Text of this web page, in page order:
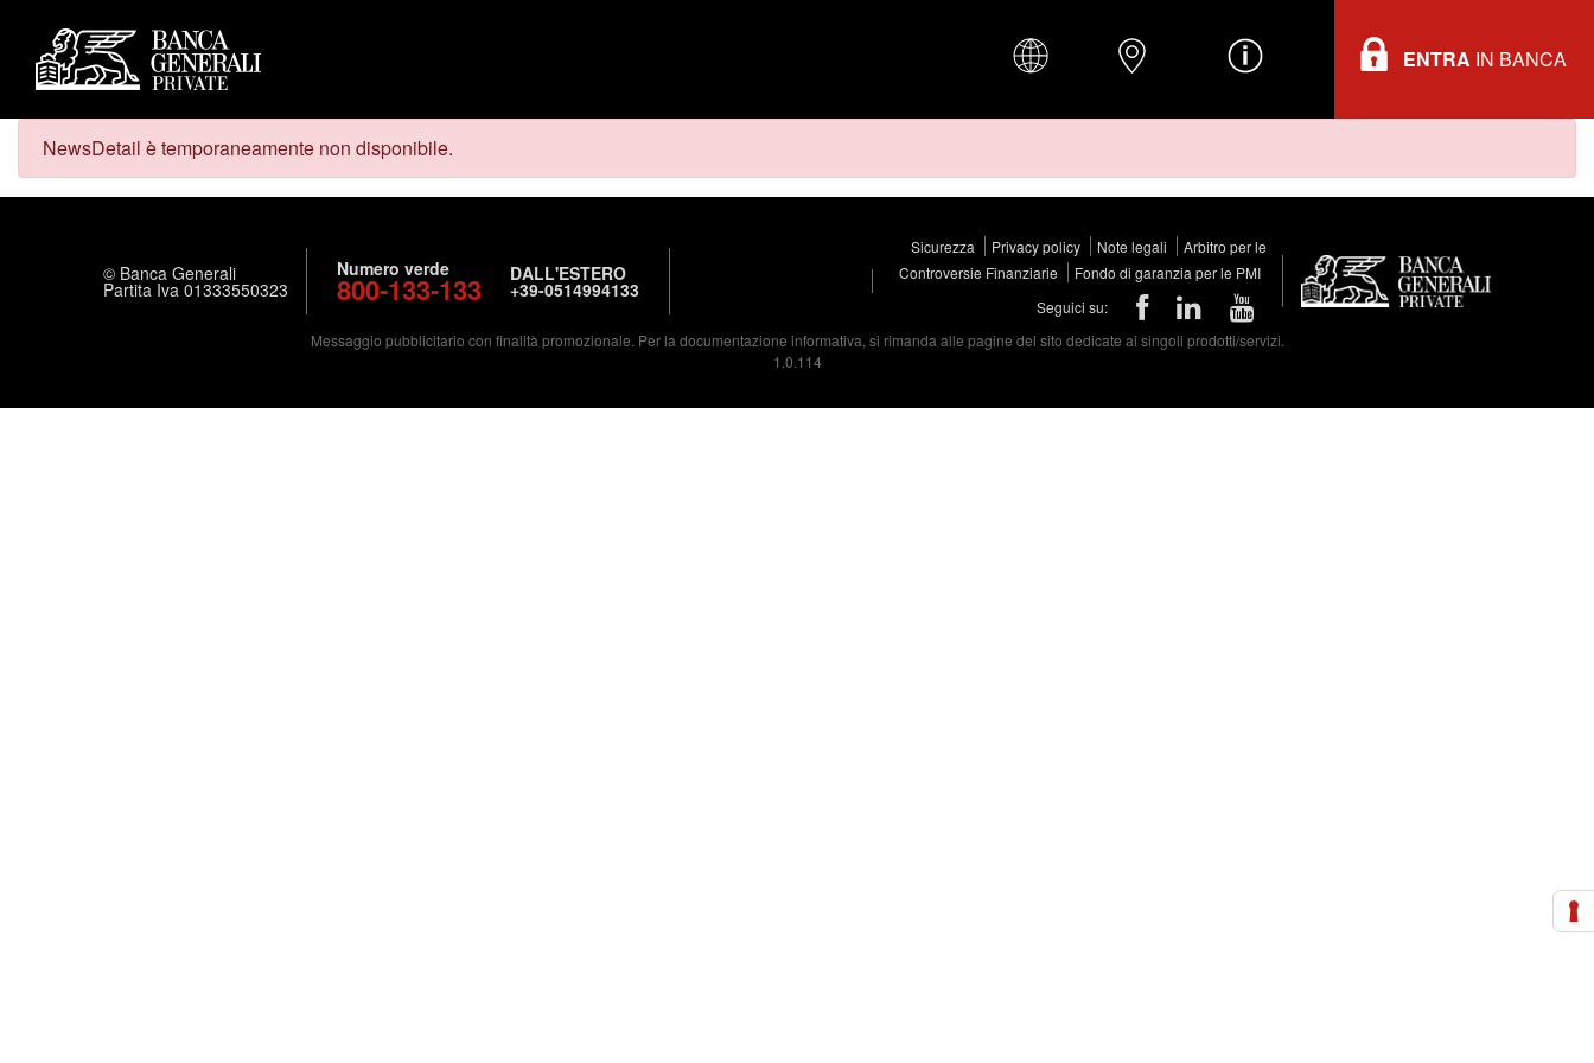
ENTRA IN BANCA
NewsDetail è temporaneamente non disponibile.
© Banca Generali
Partita Iva 01333550323
Numero verde
800-133-133 DALL'ESTERO
+39-0514994133
Sicurezza Privacy policy Note legali
Arbitro per le
Controversie Finanziarie
Fondo di garanzia per le PMI
Seguici su:
Messaggio pubblicitario con finalità promozionale. Per la documentazione informativa, si rimanda alle pagine del sito dedicate ai singoli prodotti/servizi.
1.0.114